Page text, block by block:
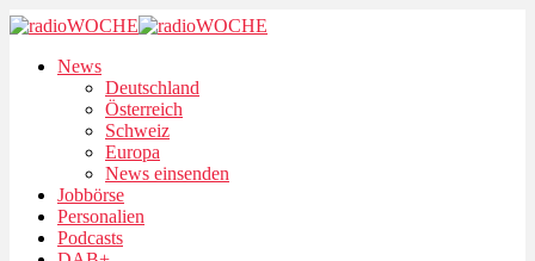
News
Deutschland
Österreich
Schweiz
Europa
News einsenden
Jobbörse
Personalien
Podcasts